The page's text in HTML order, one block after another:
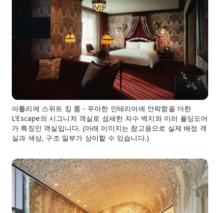
아틀리에 스위트 킹 룸 - 우아한 인테리어에 안락함을 더한
L'Escape의 시그니처 객실로 섬세한 자수 벽지와 미러 폴딩도어
가 특징인 객실입니다. (아래 이미지는 참고용으로 실제 배정 객
실과 색상, 구조 일부가 상이할 수 있습니다.)